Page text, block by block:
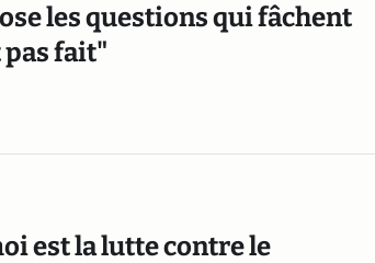
les questions qui fâchent
pas fait"
est la lutte contre le